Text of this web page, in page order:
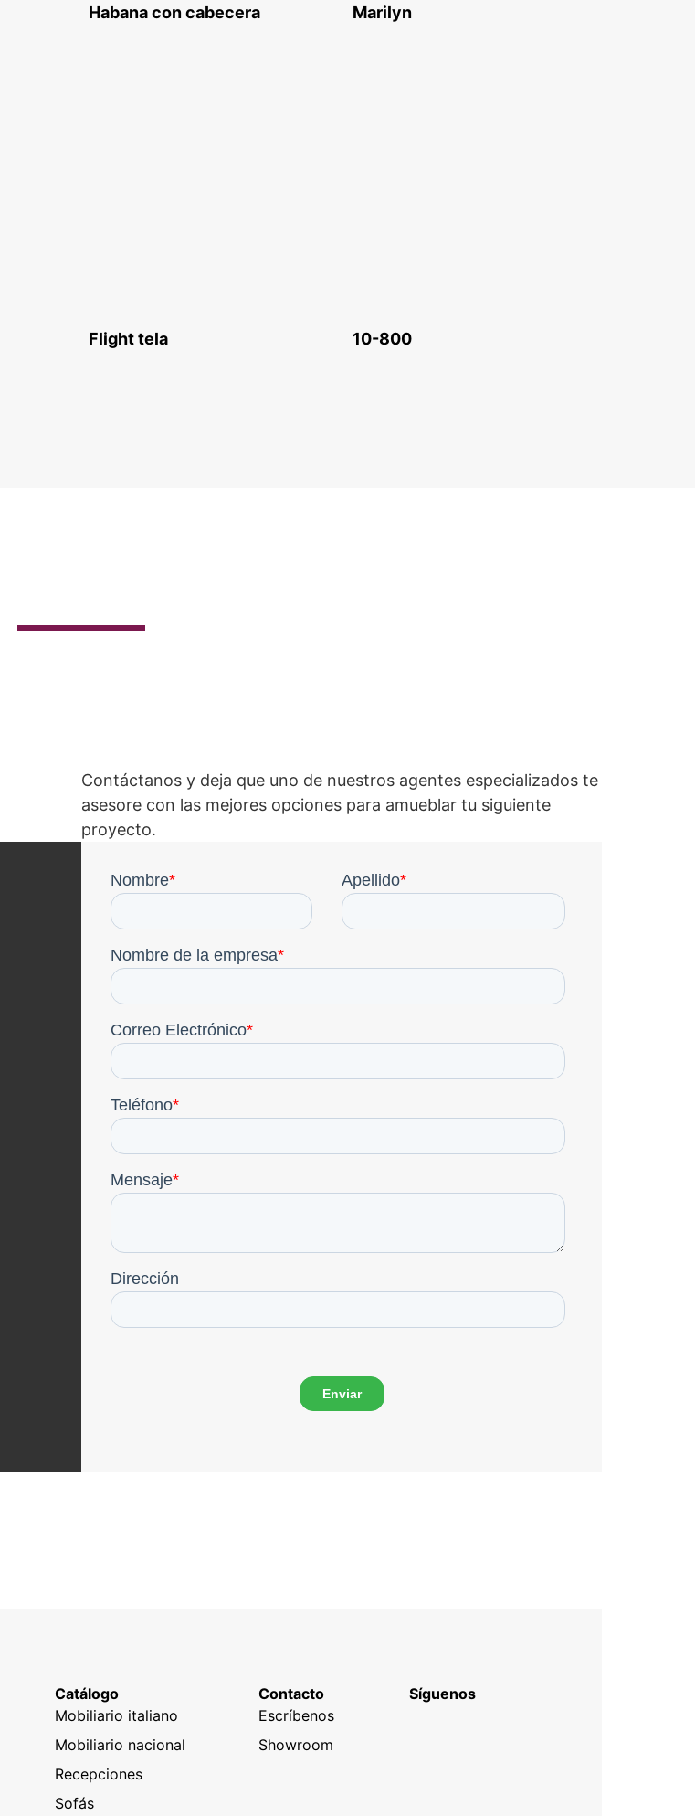
Habana con cabecera Marilyn
Flight tela 10-800
Contáctanos y deja que uno de nuestros agentes especializados te
asesore con las mejores opciones para amueblar tu siguiente
proyecto.
Catálogo
Mobiliario italiano
Mobiliario nacional
Recepciones
Sofás
Contacto
Escríbenos
Showroom
Síguenos